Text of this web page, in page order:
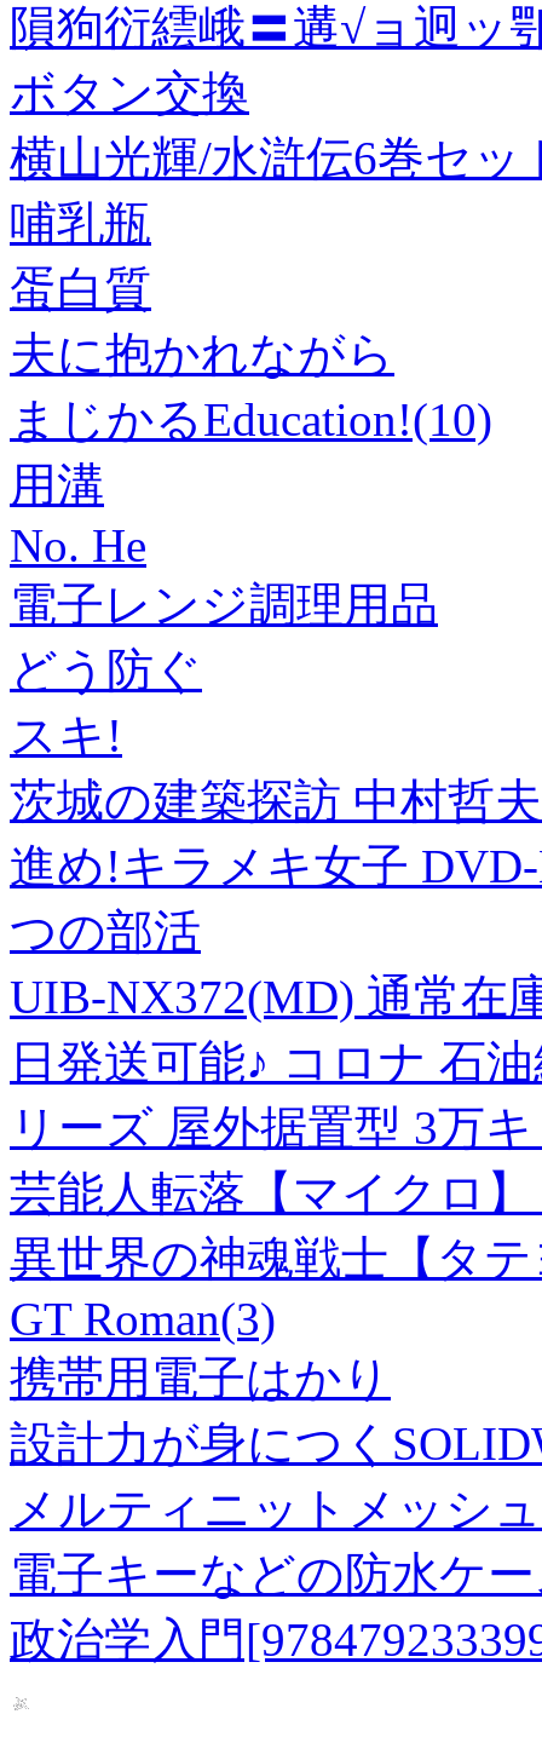
隕狗衍繧峨〓遘√ョ迥ッ
ボタン交換
横山光輝/水滸伝6巻セッ
哺乳瓶
蛋白質
夫に抱かれながら
まじかるEducation!(10)
用溝
No. He
電子レンジ調理用品
どう防ぐ
スキ!
茨城の建築探訪 中村哲
進め!キラメキ女子
つの部活
UIB-NX372(MD) 通常在
日発送可能♪ コロナ 石
リーズ 屋外据置型 3万
芸能人転落【マイクロ
異世界の神魂戦士【タ
GT Roman(3)
携帯用電子はかり
設計力が身につく
メルティニットメッシュ
電子キーなどの防水ケ
政治学入門